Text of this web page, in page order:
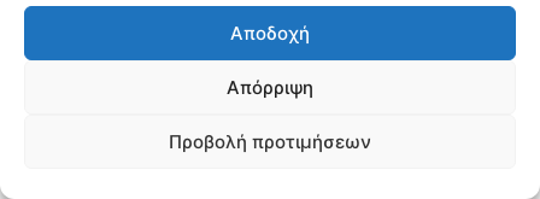
Αποδοχή
Απόρριψη
Προβολή προτιμήσεων
Πολιτική Προστασίας Δεδομένων
Θεσσαλονίκη, ΕλλάδαΤηλ: +30 2311 226 200
email: 3ype@3ype.gr